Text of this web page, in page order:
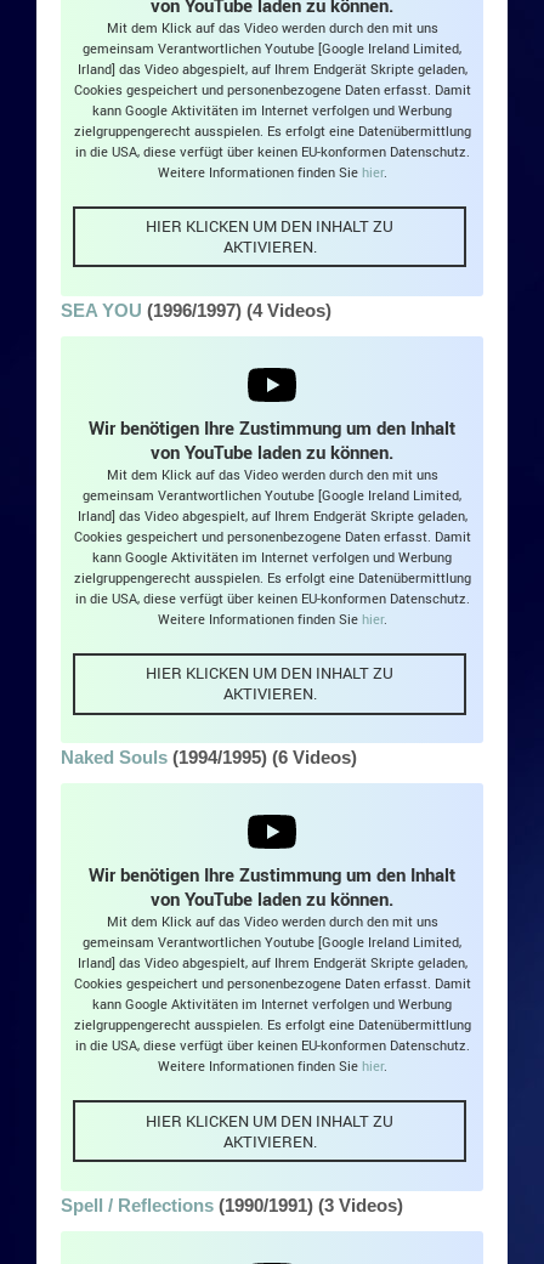
Mit dem Klick auf das Video werden durch den mit uns
gemeinsam Verantwortlichen Youtube [Google Ireland Limited,
Irland] das Video abgespielt, auf Ihrem Endgerät Skripte geladen,
Cookies gespeichert und personenbezogene Daten erfasst. Damit
kann Google Aktivitäten im Internet verfolgen und Werbung
zielgruppengerecht ausspielen. Es erfolgt eine Datenübermittlung
in die USA, diese verfügt über keinen EU-konformen Datenschutz.
Weitere Informationen finden Sie hier.
HIER KLICKEN UM DEN INHALT ZU
AKTIVIEREN.
SEA YOU (1996/1997) (4 Videos)
Wir benötigen Ihre Zustimmung um den Inhalt
von YouTube laden zu können.
Mit dem Klick auf das Video werden durch den mit uns
gemeinsam Verantwortlichen Youtube [Google Ireland Limited,
Irland] das Video abgespielt, auf Ihrem Endgerät Skripte geladen,
Cookies gespeichert und personenbezogene Daten erfasst. Damit
kann Google Aktivitäten im Internet verfolgen und Werbung
zielgruppengerecht ausspielen. Es erfolgt eine Datenübermittlung
in die USA, diese verfügt über keinen EU-konformen Datenschutz.
Weitere Informationen finden Sie hier.
HIER KLICKEN UM DEN INHALT ZU
AKTIVIEREN.
Naked Souls (1994/1995) (6 Videos)
Wir benötigen Ihre Zustimmung um den Inhalt
von YouTube laden zu können.
Mit dem Klick auf das Video werden durch den mit uns
gemeinsam Verantwortlichen Youtube [Google Ireland Limited,
Irland] das Video abgespielt, auf Ihrem Endgerät Skripte geladen,
Cookies gespeichert und personenbezogene Daten erfasst. Damit
kann Google Aktivitäten im Internet verfolgen und Werbung
zielgruppengerecht ausspielen. Es erfolgt eine Datenübermittlung
in die USA, diese verfügt über keinen EU-konformen Datenschutz.
Weitere Informationen finden Sie hier.
HIER KLICKEN UM DEN INHALT ZU
AKTIVIEREN.
Spell / Reflections (1990/1991) (3 Videos)